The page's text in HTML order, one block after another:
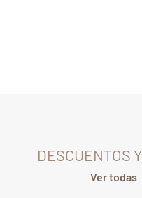
DESCUENTOS
Ver todas